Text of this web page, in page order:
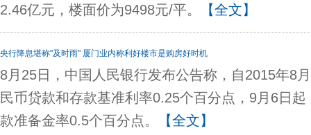
2.46亿元，楼面价为9498元/平。
【全文】
央行降息堪称"及时雨" 厦门业内称利好楼市是购房好时机
8月25日，中国人民银行发布公告称，自2015年8
民币贷款和存款基准利率0.25个百分点，9月6日
款准备金率0.5个百分点。
【全文】